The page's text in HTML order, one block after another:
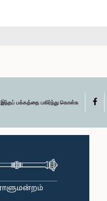
இந்தப் பக்கத்தை பகிர்ந்து கொள்க